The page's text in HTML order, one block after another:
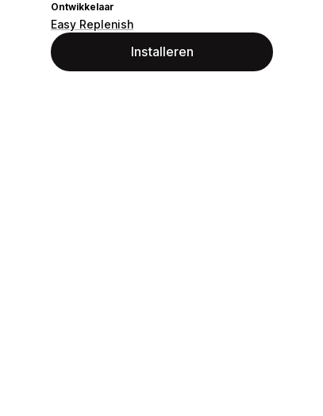
Ontwikkelaar
Easy Replenish
Installeren